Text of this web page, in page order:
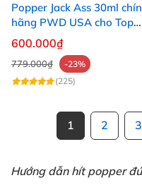
Popper Jack Ass 30ml
hãng PWD USA cho Top
Bot
600.000₫
779.000₫
-23%
(225)
1 2 3
Hướng dẫn hít popper